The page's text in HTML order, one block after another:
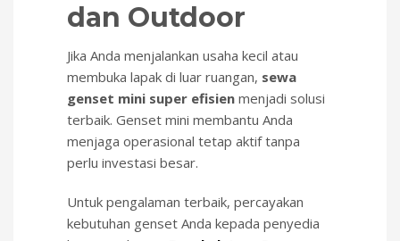
dan Outdoor
Jika Anda menjalankan usaha kecil atau
membuka lapak di luar ruangan, sewa
genset mini super efisien menjadi solusi
terbaik. Genset mini membantu Anda
menjaga operasional tetap aktif tanpa
perlu investasi besar.
Untuk pengalaman terbaik, percayakan
kebutuhan genset Anda kepada penyedia